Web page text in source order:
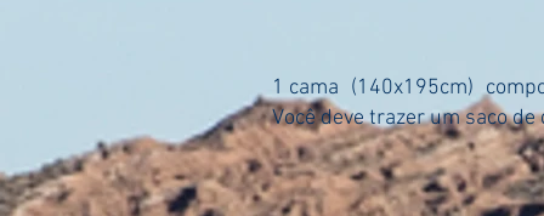
1 cama (140x195cm)
Você deve trazer um saco